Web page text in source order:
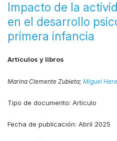
Impacto de la
en el desarrollo
primera infancia
Artículos y libros
Marina Clemente Zubieta; Miguel
Tipo de documento: Artículo
Fecha de publicación: Abril 2025